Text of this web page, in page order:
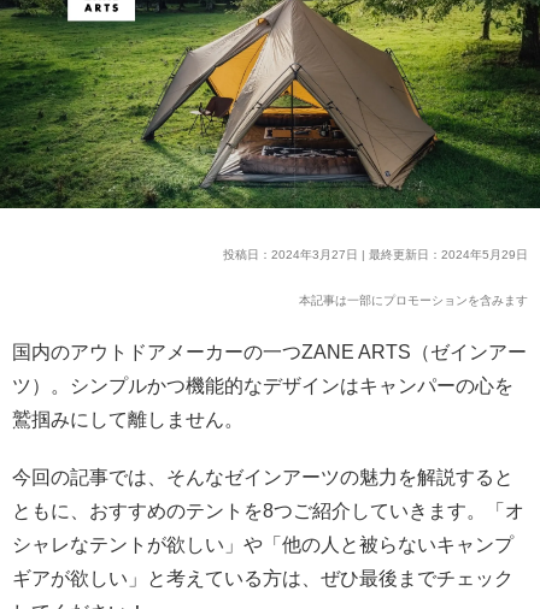
投稿日：2024年3月27日 | 最終更新日：2024年5月29日
本記事は一部にプロモーションを含みます
国内のアウトドアメーカーの一つZANE ARTS（ゼインアー
ツ）。シンプルかつ機能的なデザインはキャンパーの心を
鷲掴みにして離しません。
今回の記事では、そんなゼインアーツの魅力を解説すると
ともに、おすすめのテントを8つご紹介していきます。「オ
シャレなテントが欲しい」や「他の人と被らないキャンプ
ギアが欲しい」と考えている方は、ぜひ最後までチェック